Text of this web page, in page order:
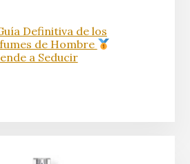
Definitiva de los
de Hombre
a Seducir